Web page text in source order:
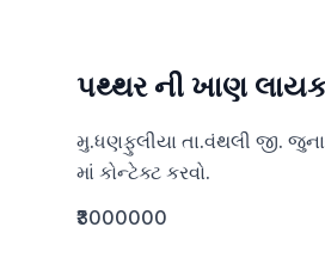
પથ્થર ની ખાણ
મુ.ધણફુલીયા તા.વંથલી જી.
માં કોન્ટેક્ટ કરવો.
₹3000000